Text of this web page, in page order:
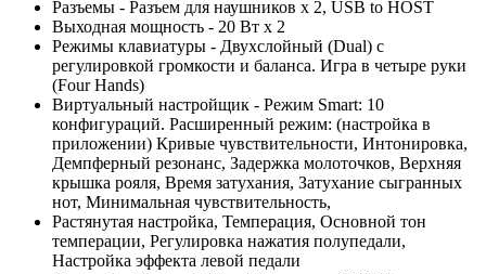
Разъемы - Разъем для наушников х 2, USB to HOST
Выходная мощность - 20 Вт х 2
Режимы клавиатуры - Двухслойный (Dual) с
регулировкой громкости и баланса. Игра в четыре руки
(Four Hands)
Виртуальный настройщик - Режим Smart: 10
конфигураций. Расширенный режим: (настройка в
приложении) Кривые чувствительности, Интонировка,
Демпферный резонанс, Задержка молоточков, Верхняя
крышка рояля, Время затухания, Затухание сыгранных
нот, Минимальная чувствительность,
Растянутая настройка, Темперация, Основной тон
темперации, Регулировка нажатия полупедали,
Настройка эффекта левой педали